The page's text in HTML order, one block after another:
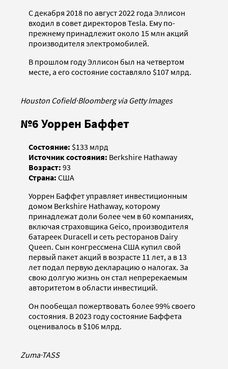
С декабря 2018 по август 2022 года Эллисон
входил в совет директоров Tesla. Ему по-
прежнему принадлежит около 15 млн акций
производителя электромобилей.
В прошлом году Эллисон был на четвертом
месте, а его состояние составляло $107 млрд.
Houston Cofield·Bloomberg via Getty Images
№6 Уоррен Баффет
Состояние: $133 млрд
Источник состояния: Berkshire Hathaway
Возраст: 93
Страна: США
Уоррен Баффет управляет инвестиционным
домом Berkshire Hathaway, которому
принадлежат доли более чем в 60 компаниях,
включая страховщика Geico, производителя
батареек Duracell и сеть ресторанов Dairy
Queen. Сын конгрессмена США купил свой
первый пакет акций в возрасте 11 лет, а в 13
лет подал первую декларацию о налогах. За
свою долгую жизнь он стал непререкаемым
авторитетом в области инвестиций.
Он пообещал пожертвовать более 99% своего
состояния. В 2023 году состояние Баффета
оценивалось в $106 млрд.
Zuma·TASS